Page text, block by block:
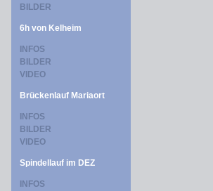
BILDER
6h von Kelheim
INFOS
BILDER
VIDEO
Brückenlauf Mariaort
INFOS
BILDER
VIDEO
Spindellauf im DEZ
INFOS